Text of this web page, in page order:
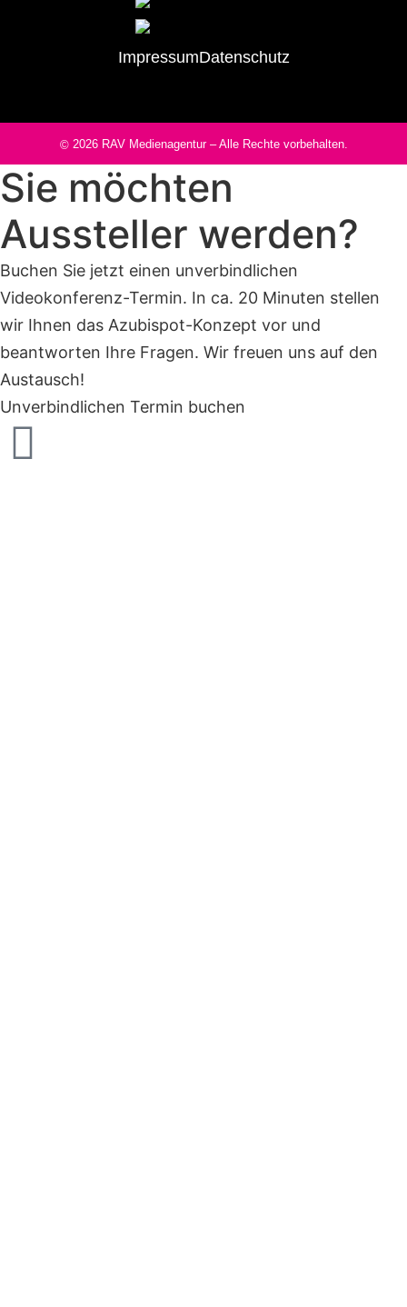
ImpressumDatenschutz
©2026 RAV Medienagentur– Alle Rechte vorbehalten.
Sie möchten
Aussteller werden?
Buchen Sie jetzt einen unverbindlichen
Videokonferenz-Termin. In ca. 20 Minuten stellen
wir Ihnen das Azubispot-Konzept vor und
beantworten Ihre Fragen. Wir freuen uns auf den
Austausch!
Unverbindlichen Termin buchen